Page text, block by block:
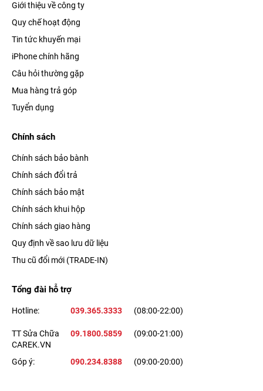
Giới thiệu về công ty
Quy chế hoạt động
Tin tức khuyến mại
iPhone chính hãng
Câu hỏi thường gặp
Mua hàng trả góp
Tuyển dụng
Chính sách
Chính sách bảo bành
Chính sách đổi trả
Chính sách bảo mật
Chính sách khui hộp
Chính sách giao hàng
Quy định về sao lưu dữ liệu
Thu cũ đổi mới (TRADE-IN)
Tổng đài hỗ trợ
Hotline: 039.365.3333 (08:00-22:00)
TT Sửa Chữa
CAREK.VN
09.1800.5859 (09:00-21:00)
Góp ý: 090.234.8388 (09:00-20:00)